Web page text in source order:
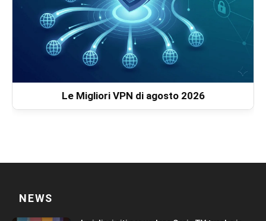
Le Migliori VPN di agosto 2026
NEWS